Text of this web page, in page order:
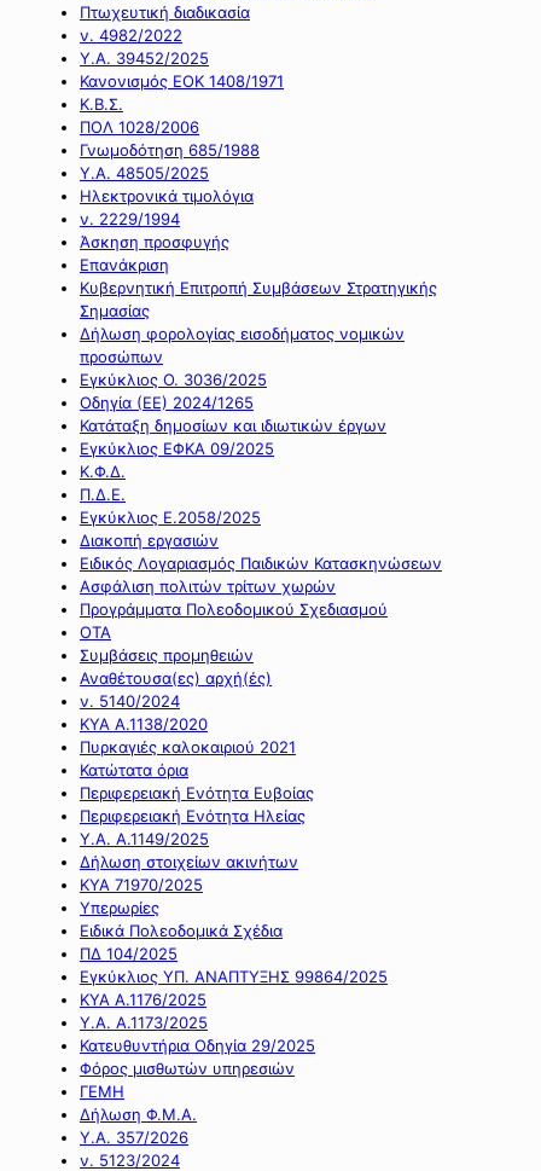
Πτωχευτική διαδικασία
ν. 4982/2022
Υ.Α. 39452/2025
Κανονισμός ΕΟΚ 1408/1971
Κ.Β.Σ.
ΠΟΛ 1028/2006
Γνωμοδότηση 685/1988
Υ.Α. 48505/2025
Ηλεκτρονικά τιμολόγια
ν. 2229/1994
Άσκηση προσφυγής
Επανάκριση
Κυβερνητική Επιτροπή Συμβάσεων Στρατηγικής
Σημασίας
Δήλωση φορολογίας εισοδήματος νομικών
προσώπων
Εγκύκλιος Ο. 3036/2025
Οδηγία (ΕΕ) 2024/1265
Κατάταξη δημοσίων και ιδιωτικών έργων
Εγκύκλιος ΕΦΚΑ 09/2025
Κ.Φ.Δ.
Π.Δ.Ε.
Εγκύκλιος Ε.2058/2025
Διακοπή εργασιών
Ειδικός Λογαριασμός Παιδικών Κατασκηνώσεων
Ασφάλιση πολιτών τρίτων χωρών
Προγράμματα Πολεοδομικού Σχεδιασμού
ΟΤΑ
Συμβάσεις προμηθειών
Αναθέτουσα(ες) αρχή(ές)
ν. 5140/2024
ΚΥΑ Α.1138/2020
Πυρκαγιές καλοκαιριού 2021
Κατώτατα όρια
Περιφερειακή Ενότητα Ευβοίας
Περιφερειακή Ενότητα Ηλείας
Υ.Α. Α.1149/2025
Δήλωση στοιχείων ακινήτων
ΚΥΑ 71970/2025
Υπερωρίες
Ειδικά Πολεοδομικά Σχέδια
ΠΔ 104/2025
Εγκύκλιος ΥΠ. ΑΝΑΠΤΥΞΗΣ 99864/2025
ΚΥΑ Α.1176/2025
Υ.Α. Α.1173/2025
Κατευθυντήρια Οδηγία 29/2025
Φόρος μισθωτών υπηρεσιών
ΓΕΜΗ
Δήλωση Φ.Μ.Α.
Υ.Α. 357/2026
ν. 5123/2024